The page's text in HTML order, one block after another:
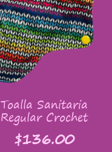
Toalla Sanitaria
Regular Crochet
$136.00